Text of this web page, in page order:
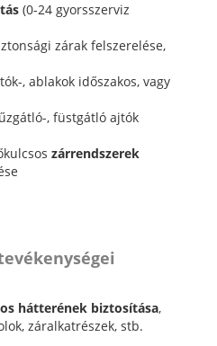
(0-24 gyorsszerviz
zárak felszerelése,
, ablakok időszakos, vagy
, füstgátló ajtók
zárrendszerek
hátterének biztosítása,
záralkatrészek, stb.